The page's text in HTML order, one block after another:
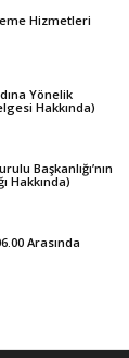
Hizmetleri
Yönelik
Hakkında)
Başkanlığı’nın
Hakkında)
Arasında